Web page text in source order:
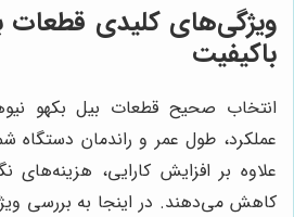
ویژگی‌های کلیدی قطعات
باکیفیت
انتخاب صحیح قطعات بیل بکهو
عملکرد، طول عمر و راندمان دستگاه
علاوه بر افزایش کارایی، هزینه‌های
کاهش می‌دهند. در اینجا به بررسی